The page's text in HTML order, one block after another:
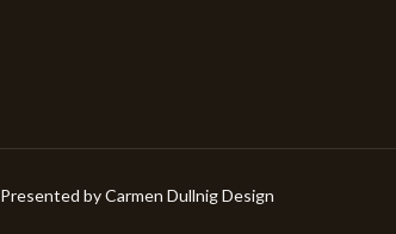
Presented byCarmen Dullnig Design